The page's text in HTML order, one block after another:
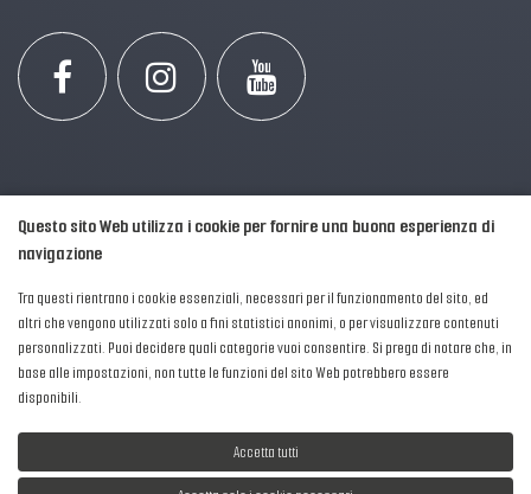
2016-2026 © AIPFM - Festa della Musica Italia Tutti i Diritti Riservati.
Privacy Policy
| Cookies
Questo sito Web utilizza i cookie per fornire una buona esperienza di
navigazione
Tra questi rientrano i cookie essenziali, necessari per il funzionamento del sito, ed
altri che vengono utilizzati solo a fini statistici anonimi, o per visualizzare contenuti
personalizzati. Puoi decidere quali categorie vuoi consentire. Si prega di notare che, in
base alle impostazioni, non tutte le funzioni del sito Web potrebbero essere
disponibili.
Accetta tutti